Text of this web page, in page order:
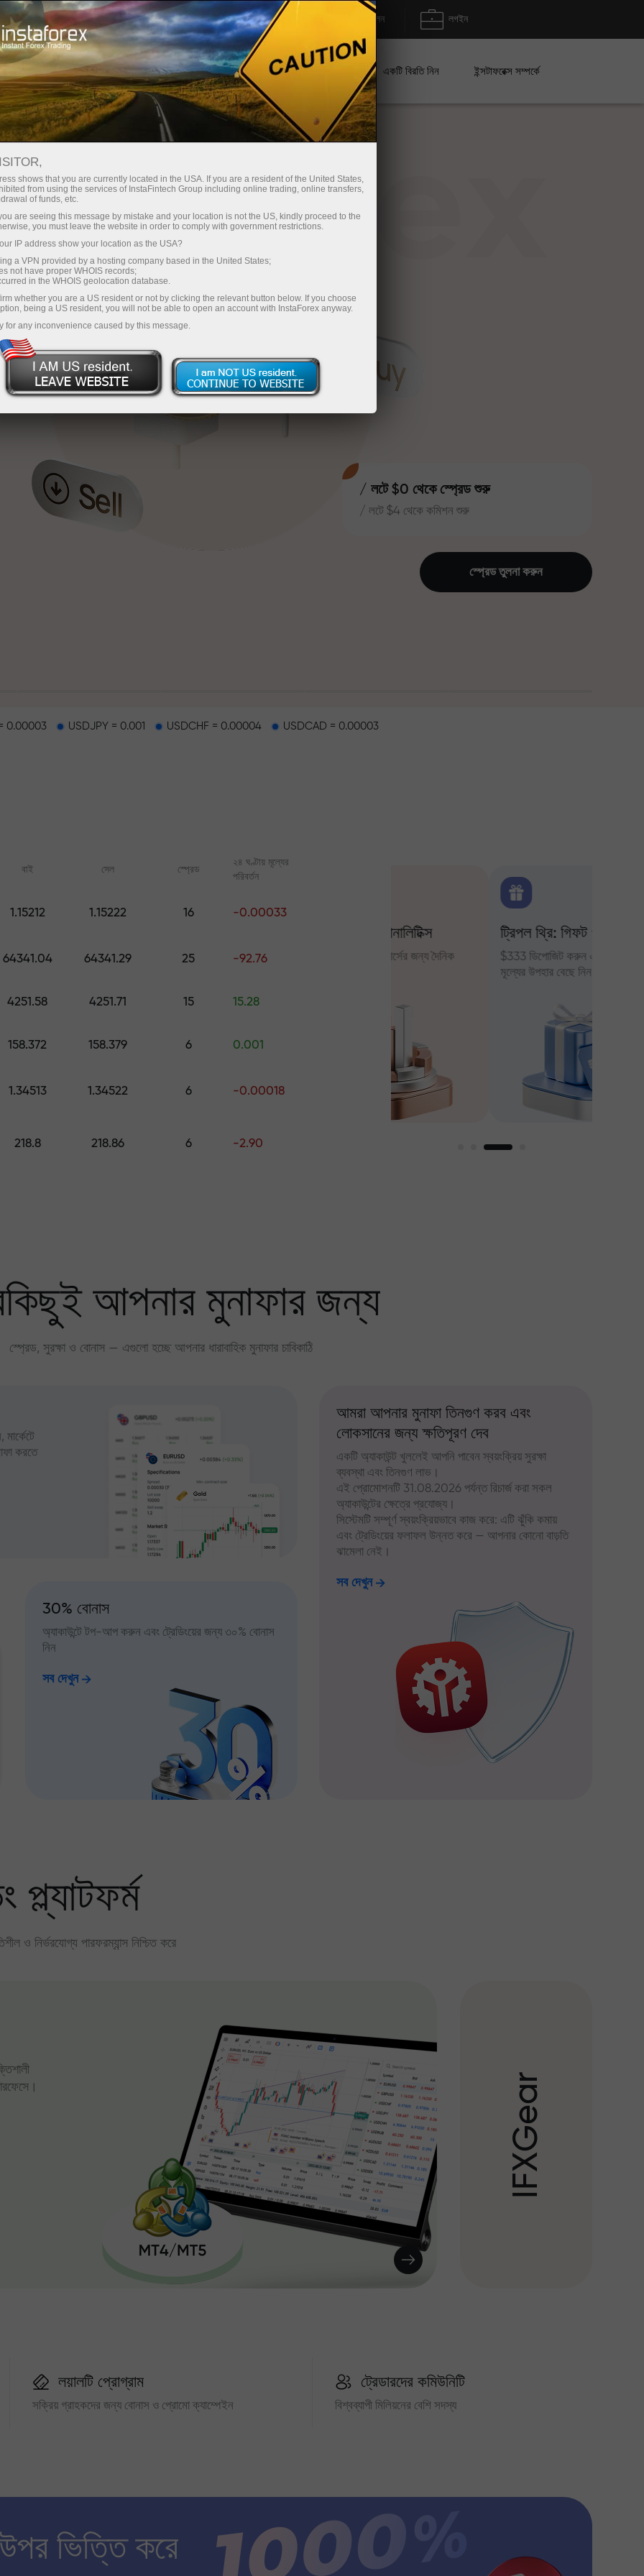
তাৎক্ষণিক অ্যাকাউন্ট খোলা ট্রেডিং প্ল্যাটফর্ম জমা/উত্তোলন লগইন
বিনিয়োগকারীদের জন্য অংশীদারদের জন্য ক্যাম্পেইন একটি বিরতি নিন ইন্সটাফরেক্স সম্পর্কে
/ লটে $0 থেকে স্প্রেড শুরু
/ লটে $4 থেকে কমিশন শুরু
পাওয়া যায়
জ্যাকপট
— আমরা আপনার মুনাফার
সবচেয়ে বেশি গুণকের
স্প্রেড তুলনা করুন
0.00003 USDJPY = 0.001 USDCHF = 0.00004 USDCAD = 0.00003
বাই সেল স্প্রেড
২৪ ঘণ্টায় মূল্যের
পরিবর্তন
1.15212 1.15222 16 -0.00033
64341.04 64341.29 25 -92.76
4251.58 4251.71 15 15.28
158.372 158.379 6 0.001
1.34513 1.34522 6 -0.00018
218.8 218.86 6 -2.90
শূন্য থেকে ট্রেডিং শিখুন — সব লেভেলের জন্য
ফরেক্স, ক্রিপ্টো ও ফিউচার্সের জন্য দৈনিক
ট্রিপল থ্রি: গিফট প্রজেক্ট
$333 ডিপোজিট করুন এবং $1,500 পর্যন্ত
আপনার মুনাফার জন্য
স্প্রেড, সুরক্ষা ও বোনাস — এগুলো হচ্ছে আপনার ধারাবাহিক মুনাফার চাবিকাঠি
করতে
30% বোনাস
অ্যাকাউন্টে টপ-আপ করুন এবং ট্রেডিংয়ের জন্য ৩০% বোনাস
নিন
সব দেখুন
আমরা আপনার মুনাফা তিনগুণ করব এবং
লোকসানের জন্য ক্ষতিপূরণ দেব
একটি অ্যাকাউন্ট খুললেই আপনি পাবেন স্বয়ংক্রিয় সুরক্ষা
ব্যবস্থা এবং তিনগুণ লাভ।
এই প্রোমোশনটি 31.08.2026 পর্যন্ত রিচার্জ করা সকল
অ্যাকাউন্টের ক্ষেত্রে প্রযোজ্য।
সিস্টেমটি সম্পূর্ণ স্বয়ংক্রিয়ভাবে কাজ করে: এটি ঝুঁকি কমায়
এবং ট্রেডিংয়ের ফলাফল উন্নত করে — আপনার কোনো বাড়তি
ঝামেলা নেই।
সব দেখুন
ও নির্ভরযোগ্য পারফরম্যান্স নিশ্চিত করে
I
F
X
G
e
a
r
লয়ালটি প্রোগ্রাম
সক্রিয় গ্রাহকদের জন্য বোনাস ও প্রোমো ক্যাম্পেইন
ট্রেডারদের কমিউনিটি
বিশ্বব্যাপী মিলিয়নের বেশি সদস্য
ভিত্তি করে
shows that you are currently located in the USA. If you are a resident of the United States,
from using the services of InstaFintech Group including online trading, online transfers,
of funds, etc.
are seeing this message by mistake and your location is not the US, kindly proceed to the
you must leave the website in order to comply with government restrictions.
IP address show your location as the USA?
a VPN provided by a hosting company based in the United States;
not have proper WHOIS records;
in the WHOIS geolocation database.
whether you are a US resident or not by clicking the relevant button below. If you choose
being a US resident, you will not be able to open an account with InstaForex anyway.
for any inconvenience caused by this message.